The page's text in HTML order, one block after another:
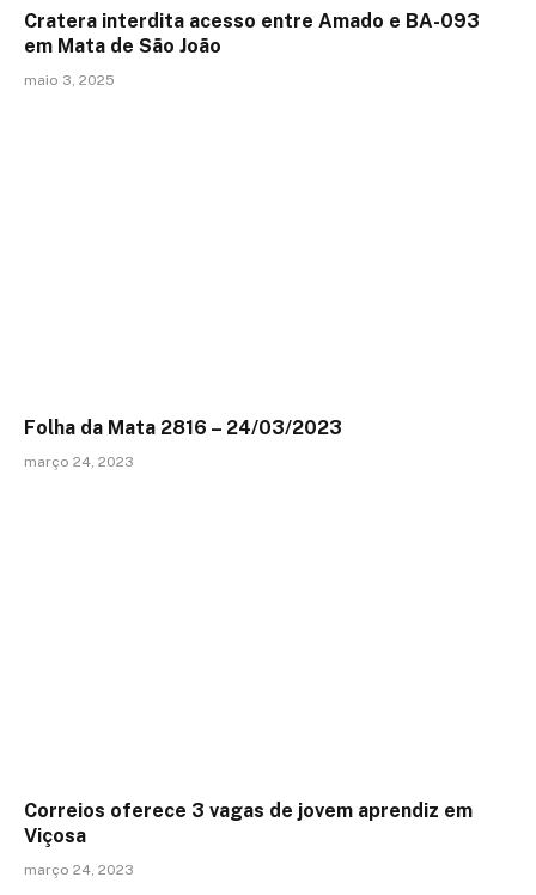
Cratera interdita acesso entre Amado e BA-093
em Mata de São João
maio 3, 2025
Folha da Mata 2816 – 24/03/2023
março 24, 2023
Correios oferece 3 vagas de jovem aprendiz em
Viçosa
março 24, 2023